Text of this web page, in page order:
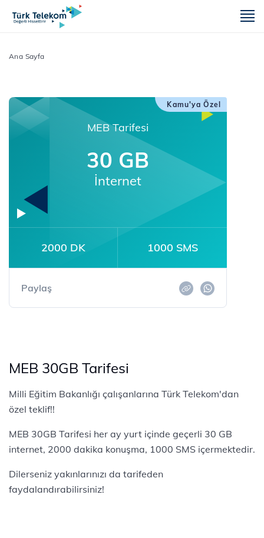
Ana Sayfa
Kamu'ya Özel
MEB Tarifesi
30 GB
İnternet
2000 DK 1000 SMS
Paylaş
MEB 30GB Tarifesi
Milli Eğitim Bakanlığı çalışanlarına Türk Telekom'dan
özel teklif!!
MEB 30GB Tarifesi her ay yurt içinde geçerli 30 GB
internet, 2000 dakika konuşma, 1000 SMS içermektedir.
Dilerseniz yakınlarınızı da tarifeden
faydalandırabilirsiniz!